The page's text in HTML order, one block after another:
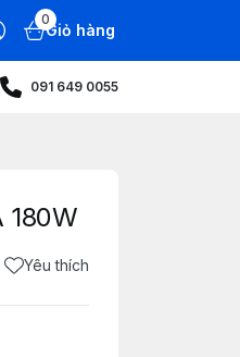
0
Giỏ hàng
091 649 0055
180W
Yêu thích